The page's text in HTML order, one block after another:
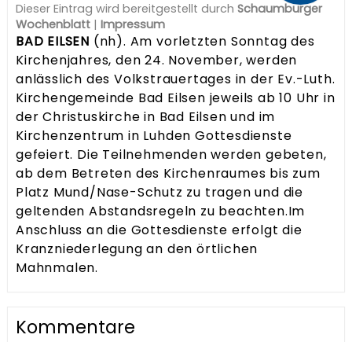
Dieser Eintrag wird bereitgestellt durch Schaumburger
Wochenblatt | Impressum
BAD EILSEN (nh). Am vorletzten Sonntag des
Kirchenjahres, den 24. November, werden
anlässlich des Volkstrauertages in der Ev.-Luth.
Kirchengemeinde Bad Eilsen jeweils ab 10 Uhr in
der Christuskirche in Bad Eilsen und im
Kirchenzentrum in Luhden Gottesdienste
gefeiert. Die Teilnehmenden werden gebeten,
ab dem Betreten des Kirchenraumes bis zum
Platz Mund/Nase-Schutz zu tragen und die
geltenden Abstandsregeln zu beachten.Im
Anschluss an die Gottesdienste erfolgt die
Kranzniederlegung an den örtlichen
Mahnmalen.
Kommentare